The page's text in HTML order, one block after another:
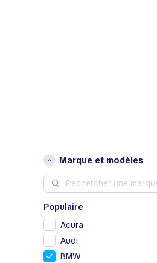
Marque et modèles
Populaire
Acura
Audi
BMW